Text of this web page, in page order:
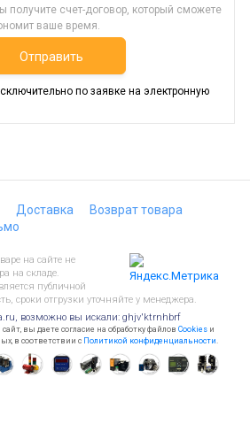
получите счет-договор, который сможете
ваше время.
Отправить
по заявке на электронную
Доставка
Возврат товара
на сайте не
на складе.
публичной
сроки отгрузки уточняйте у менеджера.
возможно вы искали: ghjv'ktrnhbrf
вы даете согласие на обработку файлов Cookies и
в соответствии с Политикой конфиденциальности.